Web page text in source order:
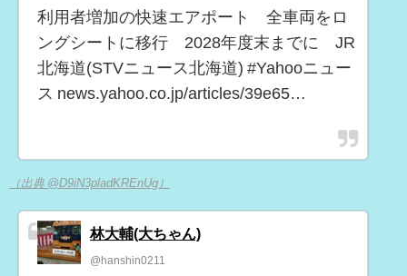
利用者増加の快速エアポート 全車両をロ
ングシートに移行 2028年度末までに JR
北海道(STVニュース北海道) #Yahooニュー
ス news.yahoo.co.jp/articles/39e65…
（出典 @D9iN3pladKREnUg）
林大輔(大ちゃん)
@hanshin0211